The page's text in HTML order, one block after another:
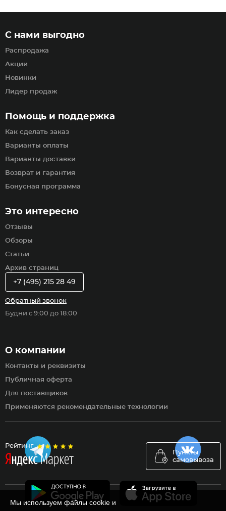
Рейтинг
Пункты
самовывоза
Помощь и поддержка
Как сделать заказ
Варианты оплаты
Варианты доставки
Возврат и гарантия
Бонусная программа
С нами выгодно
Распродажа
Акции
Новинки
Лидер продаж
Это интересно
Отзывы
Обзоры
Статьи
Архив страниц
О компании
Контакты и реквизиты
Публичная оферта
Для поставщиков
Применяются рекомендательные технологии
+7 (495) 215 28 49
Обратный звонок
Будни с 9:00 до 18:00
Мы используем файлы cookie и